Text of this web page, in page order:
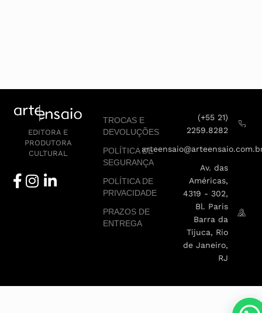
EDITORA E
PRODUTORA
CULTURAL
TROCAS E
DEVOLUÇÕES
POLÍTICA DE
SEGURANÇA
POLÍTICA DE
PRIVACIDADE
PRAZOS DE
ENTREGA
(+55 21)
2259.8282
Av. das
Américas,
4319 - 302,
Bl. Paris
Barra da
Tijuca, Rio
de Janeiro,
RJ